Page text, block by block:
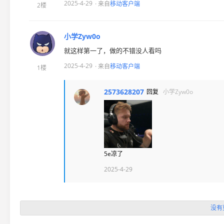
2楼 2025-4-29 · 来自移动客户端
1楼
小学Zyw0o
就这样第一了，做的不错没人看吗
2025-4-29 · 来自移动客户端
2573628207 回复 小学Zyw0o
5e凉了
2025-4-29
没有